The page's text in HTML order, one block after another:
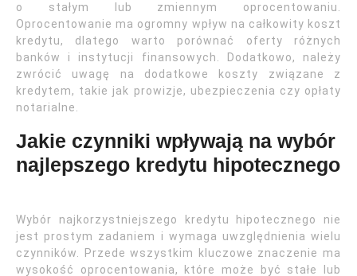
o stałym lub zmiennym oprocentowaniu.
Oprocentowanie ma ogromny wpływ na całkowity koszt
kredytu, dlatego warto porównać oferty różnych
banków i instytucji finansowych. Dodatkowo, należy
zwrócić uwagę na dodatkowe koszty związane z
kredytem, takie jak prowizje, ubezpieczenia czy opłaty
notarialne.
Jakie czynniki wpływają na wybór
najlepszego kredytu hipotecznego
Wybór najkorzystniejszego kredytu hipotecznego nie
jest prostym zadaniem i wymaga uwzględnienia wielu
czynników. Przede wszystkim kluczowe znaczenie ma
wysokość oprocentowania, które może być stałe lub